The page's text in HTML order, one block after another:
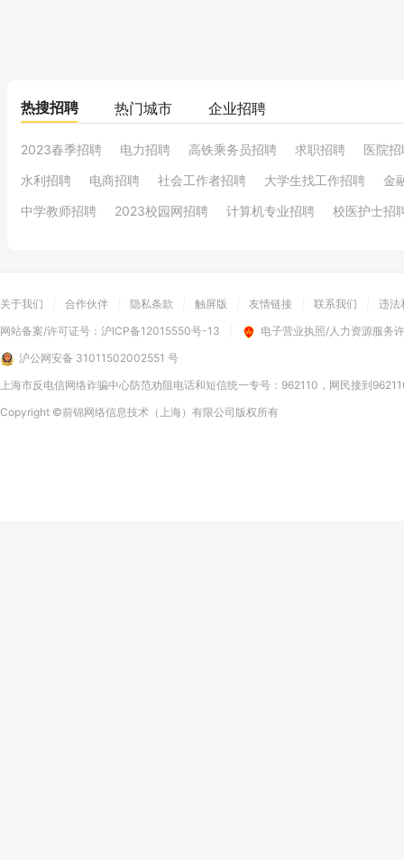
热搜招聘 热门城市 企业招聘
2023春季招聘 电力招聘 高铁乘务员招聘 求职招聘
医院招
水利招聘
电商招聘 社会工作者招聘 大学生找工作招聘
金
中学教师招聘
2023校园网招聘 计算机专业招聘 校医护士招
关于我们 合作伙伴 隐私条款 触屏版 友情链接 联系我们
违法
网站备案/许可证号： 沪ICP备12015550号-13
电子营业执照/人力资源服务
沪公网安备 31011502002551 号
上海市反电信网络诈骗中心防范劝阻电话和短信统一专号：962110，网民接到
Copyright ©前锦网络信息技术（上海）有限公司 版权所有